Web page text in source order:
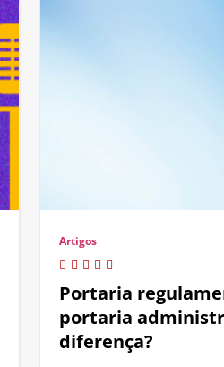
Artigos
Portaria
portaria
diferença?